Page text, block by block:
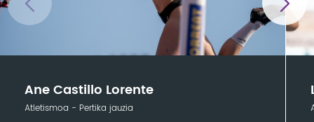
Ane Castillo Lorente
Atletismoa - Pertika jauzia